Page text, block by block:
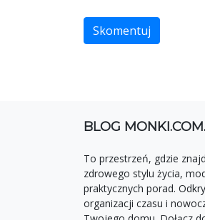
BLOG
To przestrzeń, gdzie
zdrowego stylu życia,
praktycznych porad.
organizacji czasu i